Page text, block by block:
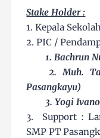
Stake Holder :
1. Kepala
2. PIC /
1. Bachrun
2. Muh.
Pasangkayu)
3. Yogi
3. Support :
SMP PT